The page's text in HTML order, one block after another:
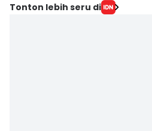
Tonton lebih seru di